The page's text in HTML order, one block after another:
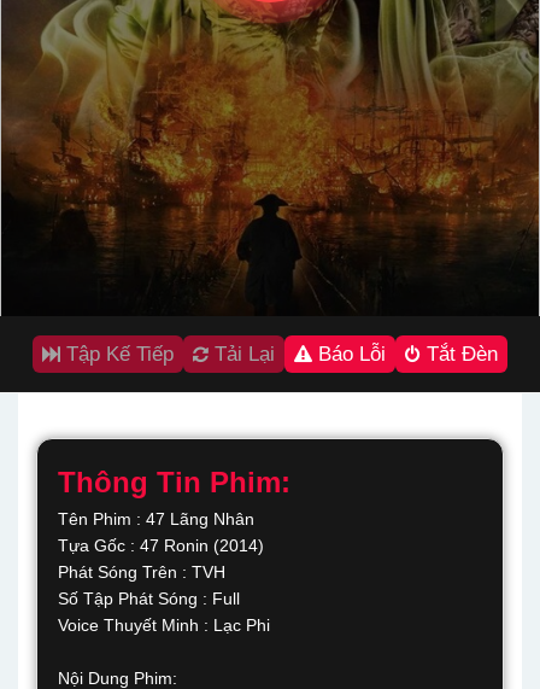
Tập Kế Tiếp Tải Lại Báo Lỗi Tắt Đèn
Thông Tin Phim:
Tên Phim : 47 Lãng Nhân
Tựa Gốc : 47 Ronin (2014)
Phát Sóng Trên : TVH
Số Tập Phát Sóng : Full
Voice Thuyết Minh : Lạc Phi
Nội Dung Phim: